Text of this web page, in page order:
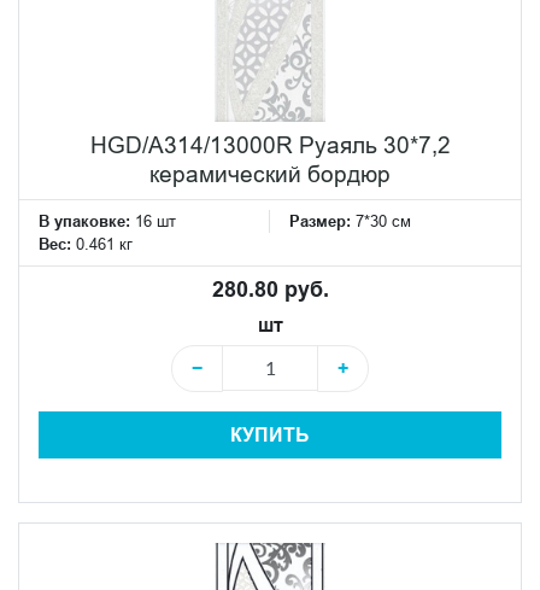
HGD/A314/13000R Руаяль 30*7,2
керамический бордюр
В упаковке: 16 шт Размер: 7*30 см
Вес: 0.461 кг
280.80 руб.
шт
−
+
КУПИТЬ